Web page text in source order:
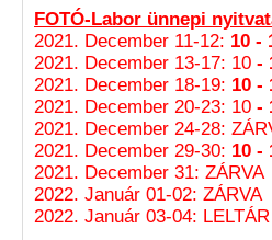
FOTÓ-Labor ünnepi
2021. December 11-12: 10 -
2021. December 13-17: 10 -
2021. December 18-19: 10 -
2021. December 20-23: 10 -
2021. December 24-28:
2021. December 29-30: 10 -
2021. December 31: ZÁRVA
2022. Január 01-02: ZÁRVA
2022. Január 03-04: